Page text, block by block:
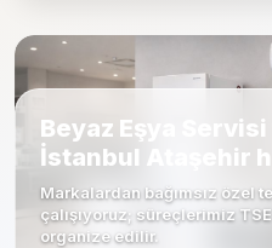
Beyaz Eşya
İstanbul Ataşehir
Markalardan bağımsız özel
çalışıyoruz; süreçlerimiz
organize edilir.